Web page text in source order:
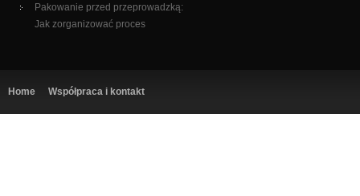
Pakowanie przed przeprowadzką:
Jak zorganizować proces
Home Współpraca i kontakt